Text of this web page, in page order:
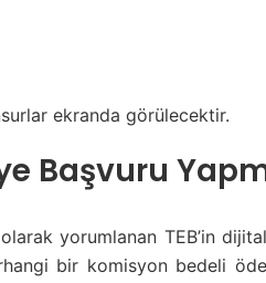
ekranda görülecektir.
Başvuru
yorumlanan TEB’in
bir komisyon bedeli